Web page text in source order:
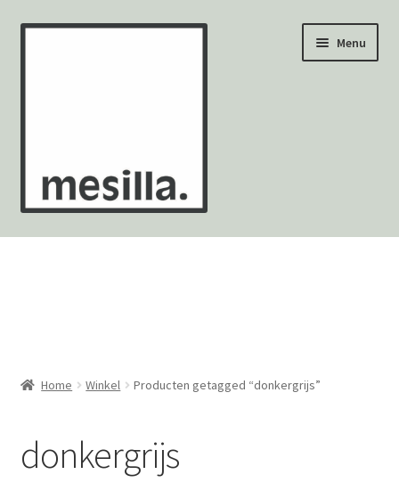
Ga
Ga
Menu
Wandtegels
Mozaïekvellen
Contact
Home Winkel Producten getagged “donkergrijs”
donkergrijs